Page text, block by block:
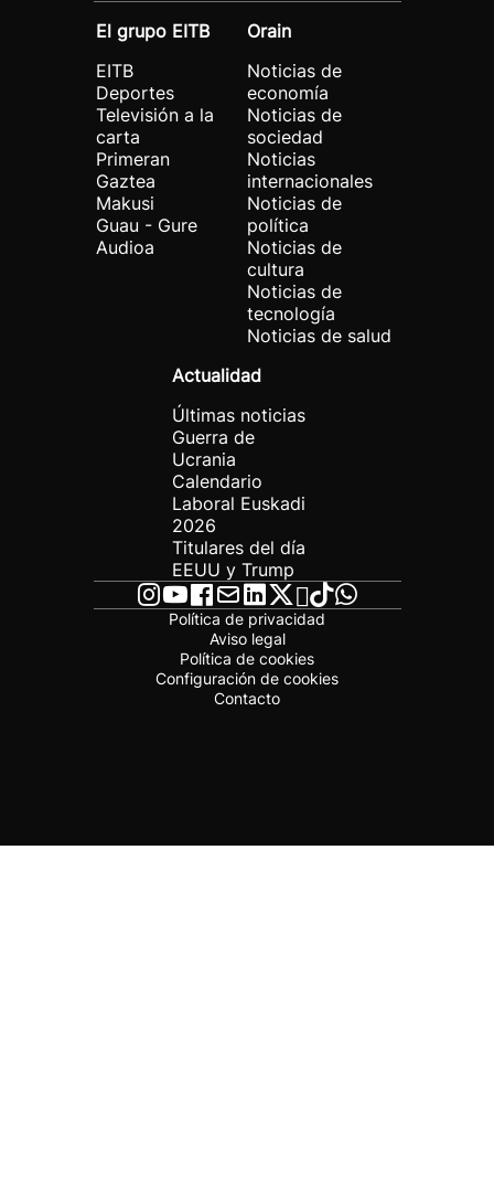
El grupo EITB
EITB
Deportes
Televisión a la
carta
Primeran
Gaztea
Makusi
Guau - Gure
Audioa
Orain
Noticias de
economía
Noticias de
sociedad
Noticias
internacionales
Noticias de
política
Noticias de
cultura
Noticias de
tecnología
Noticias de salud
Actualidad
Últimas noticias
Guerra de
Ucrania
Calendario
Laboral Euskadi
2026
Titulares del día
EEUU y Trump
Política de privacidad
Aviso legal
Política de cookies
Configuración de cookies
Contacto